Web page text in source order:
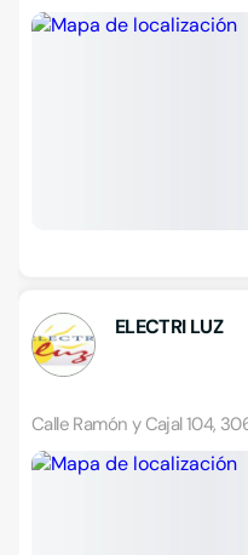
ELECTRI LUZ
Calle Ramón y Cajal 104,